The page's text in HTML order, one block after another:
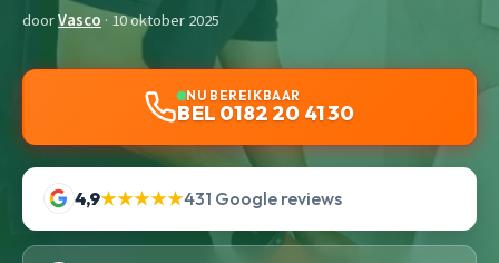
doorVasco · 10 oktober 2025
NU BEREIKBAAR
BEL 0182 20 41 30
4,9★★★★★431 Google reviews